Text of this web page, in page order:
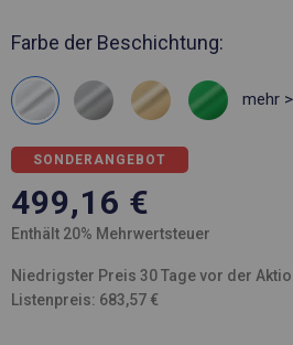
Farbe der Beschichtung:
mehr >
SONDERANGEBOT
499,16 €
Enthält 20% Mehrwertsteuer
Niedrigster Preis 30 Tage vor der
Listenpreis: 683,57 €